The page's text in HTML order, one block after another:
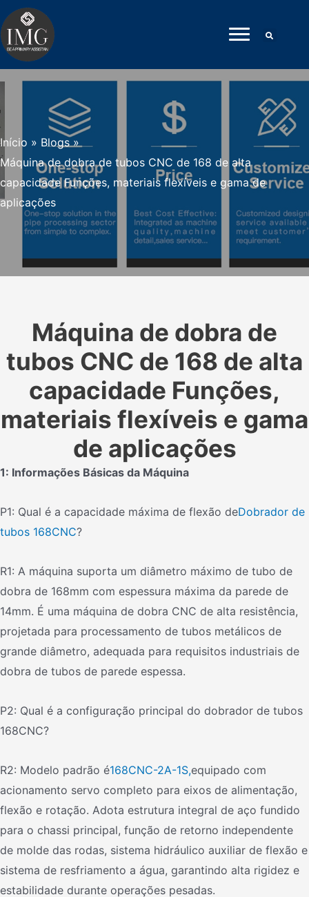
Pular
para
o
conteúdo
Início » Blogs »
Máquina de dobra de tubos CNC de 168 de alta
capacidade Funções, materiais flexíveis e gama de
aplicações
Máquina de dobra de
tubos CNC de 168 de alta
capacidade Funções,
materiais flexíveis e gama
de aplicações
1: Informações Básicas da Máquina
P1: Qual é a capacidade máxima de flexão deDobrador de
tubos 168CNC?
R1: A máquina suporta um diâmetro máximo de tubo de
dobra de 168mm com espessura máxima da parede de
14mm. É uma máquina de dobra CNC de alta resistência,
projetada para processamento de tubos metálicos de
grande diâmetro, adequada para requisitos industriais de
dobra de tubos de parede espessa.
P2: Qual é a configuração principal do dobrador de tubos
168CNC?
R2: Modelo padrão é168CNC-2A-1S,equipado com
acionamento servo completo para eixos de alimentação,
flexão e rotação. Adota estrutura integral de aço fundido
para o chassi principal, função de retorno independente
de molde das rodas, sistema hidráulico auxiliar de flexão e
sistema de resfriamento a água, garantindo alta rigidez e
estabilidade durante operações pesadas.